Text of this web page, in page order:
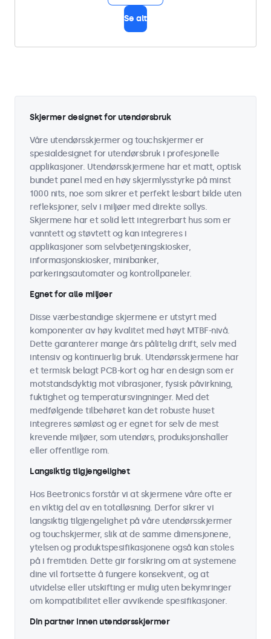
Se alt
Skjermer designet for utendørsbruk
Våre utendørsskjermer og touchskjermer er
spesialdesignet for utendørsbruk i profesjonelle
applikasjoner. Utendørsskjermene har et matt, optisk
bundet panel med en høy skjermlysstyrke på minst
1000 nits, noe som sikrer et perfekt lesbart bilde uten
refleksjoner, selv i miljøer med direkte sollys.
Skjermene har et solid lett integrerbart hus som er
vanntett og støvtett og kan integreres i
applikasjoner som selvbetjeningskiosker,
informasjonskiosker, minibanker,
parkeringsautomater og kontrollpaneler.
Egnet for alle miljøer
Disse værbestandige skjermene er utstyrt med
komponenter av høy kvalitet med høyt MTBF-nivå.
Dette garanterer mange års pålitelig drift, selv med
intensiv og kontinuerlig bruk. Utendørsskjermene har
et termisk belagt PCB-kort og har en design som er
motstandsdyktig mot vibrasjoner, fysisk påvirkning,
fuktighet og temperatursvingninger. Med det
medfølgende tilbehøret kan det robuste huset
integreres sømløst og er egnet for selv de mest
krevende miljøer, som utendørs, produksjonshaller
eller offentlige rom.
Langsiktig tilgjengelighet
Hos Beetronics forstår vi at skjermene våre ofte er
en viktig del av en totalløsning. Derfor sikrer vi
langsiktig tilgjengelighet på våre utendørsskjermer
og touchskjermer, slik at de samme dimensjonene,
ytelsen og produktspesifikasjonene også kan stoles
på i fremtiden. Dette gir forsikring om at systemene
dine vil fortsette å fungere konsekvent, og at
utvidelse eller utskifting er mulig uten bekymringer
om kompatibilitet eller avvikende spesifikasjoner.
Din partner innen utendørsskjermer